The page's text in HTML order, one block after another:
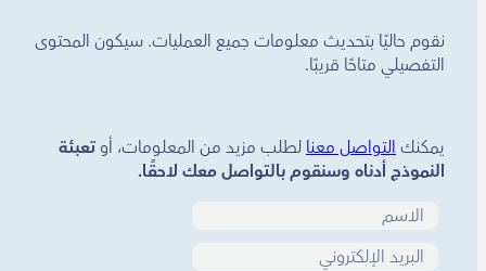
نقوم حاليًا بتحديث معلومات جميع العمليات. سيكون المحتوى
التفصيلي متاحًا قريبًا.
يمكنكالتواصل معنالطلب مزيد من المعلومات، أوتعبئة
النموذج أدناه وسنقوم بالتواصل معك لاحقًا.